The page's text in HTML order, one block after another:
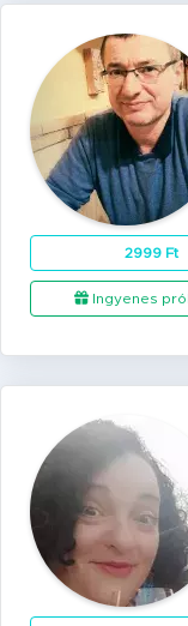
2999 Ft
Ingyenes